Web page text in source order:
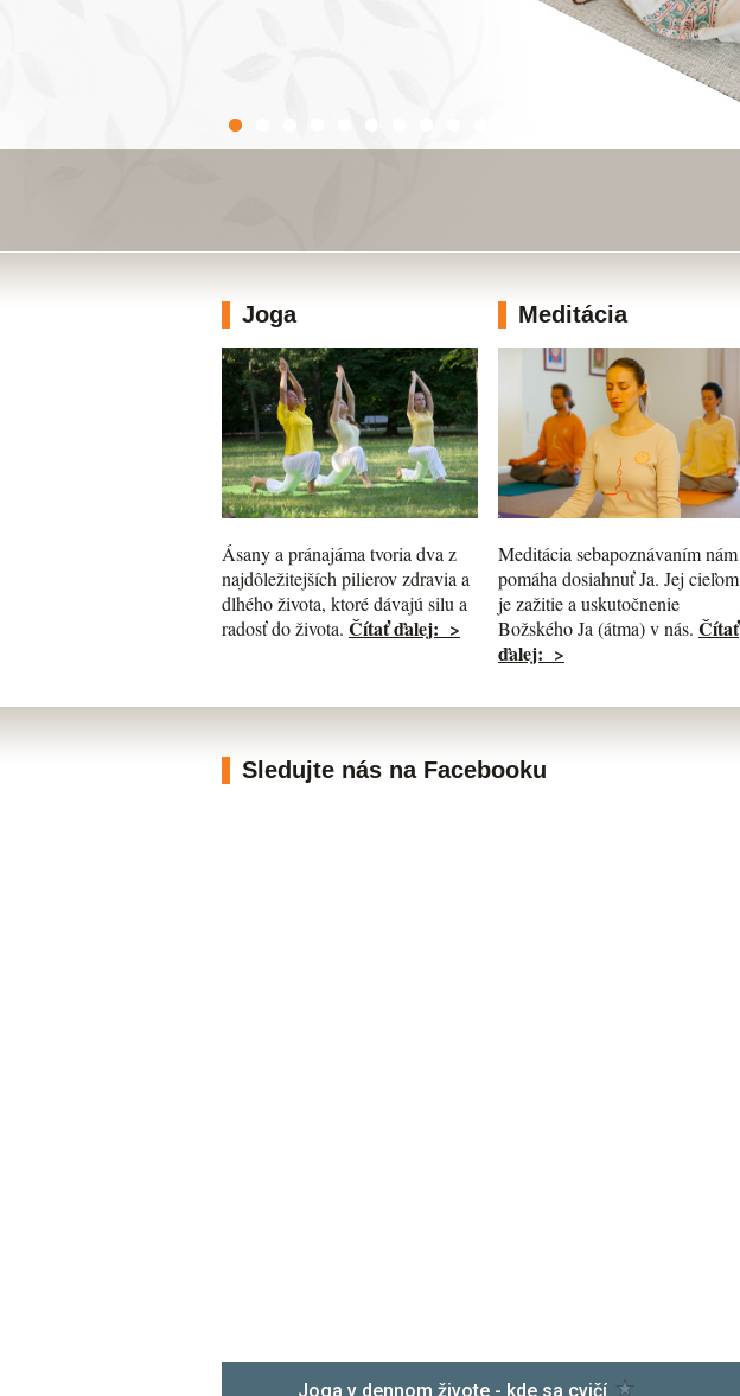
Joga
Ásany a pránajáma tvoria dva z
najdôležitejších pilierov zdravia a
dlhého života, ktoré dávajú silu a
radosť do života. Čítať ďalej: >
Meditácia
Meditácia sebapoznávaním nám
pomáha dosiahnuť Ja. Jej cieľom
je zažitie a uskutočnenie
Božského Ja (átma) v nás. Čítať
ďalej: >
Sledujte nás na Facebooku